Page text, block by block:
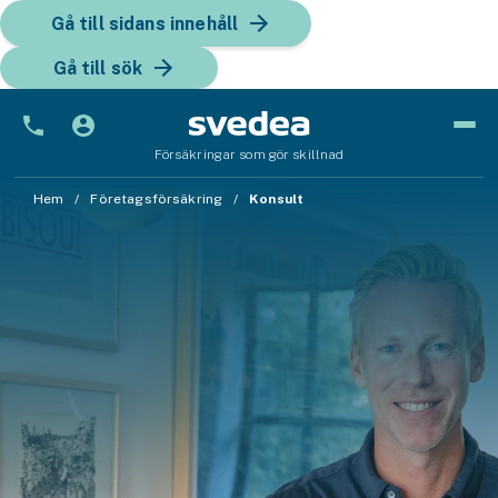
Gå till sidans innehåll
Gå till sök
Försäkringar som gör skillnad
Bil
ATV-försäkring
Släpvagnsförsäkring
Hem Företagsförsäkring Konsult